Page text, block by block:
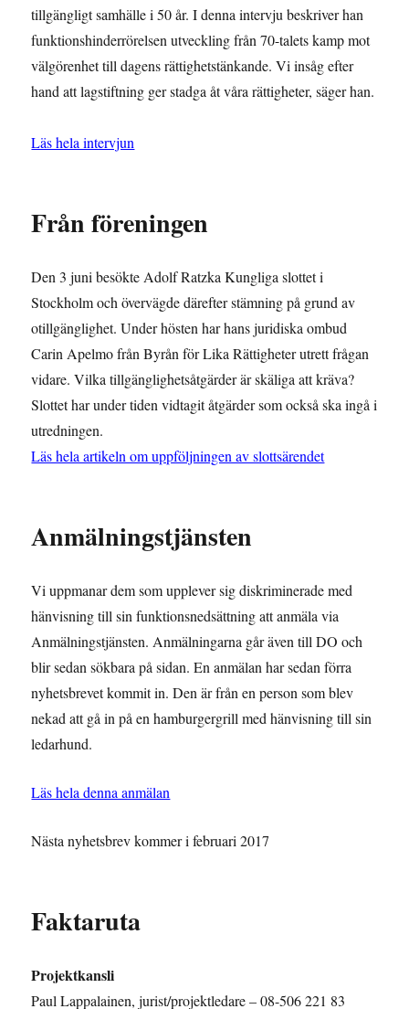
tillgängligt samhälle i 50 år. I denna intervju beskriver han
funktionshinderrörelsen utveckling från 70-talets kamp mot
välgörenhet till dagens rättighetstänkande. Vi insåg efter
hand att lagstiftning ger stadga åt våra rättigheter, säger han.
Läs hela intervjun
Från föreningen
Den 3 juni besökte Adolf Ratzka Kungliga slottet i
Stockholm och övervägde därefter stämning på grund av
otillgänglighet. Under hösten har hans juridiska ombud
Carin Apelmo från Byrån för Lika Rättigheter utrett frågan
vidare. Vilka tillgänglighetsåtgärder är skäliga att kräva?
Slottet har under tiden vidtagit åtgärder som också ska ingå i
utredningen.
Läs hela artikeln om uppföljningen av slottsärendet
Anmälningstjänsten
Vi uppmanar dem som upplever sig diskriminerade med
hänvisning till sin funktionsnedsättning att anmäla via
Anmälningstjänsten. Anmälningarna går även till DO och
blir sedan sökbara på sidan. En anmälan har sedan förra
nyhetsbrevet kommit in. Den är från en person som blev
nekad att gå in på en hamburgergrill med hänvisning till sin
ledarhund.
Läs hela denna anmälan
Nästanyhetsbrevkommer i februari 2017
Faktaruta
Projektkansli
Paul Lappalainen, jurist/projektledare – 08-506 221 83